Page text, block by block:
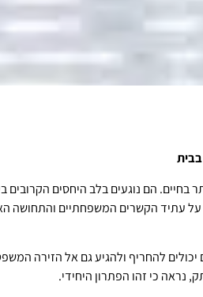
הם נוגעים בלב היחסים הקרובים
עתיד הקשרים המשפחתיים והתחושה
להחריף ולהגיע גם אל הזירה
נראה כי זהו הפתרון היחידי.